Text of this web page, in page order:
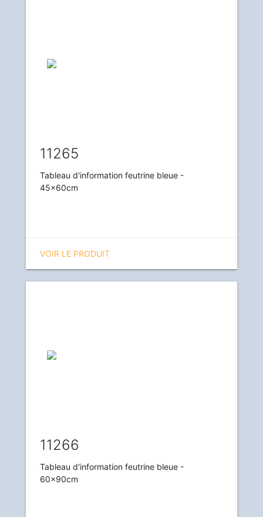
11265
Tableau d'information feutrine bleue -
45x60cm
VOIR LE PRODUIT
11266
Tableau d'information feutrine bleue -
60x90cm